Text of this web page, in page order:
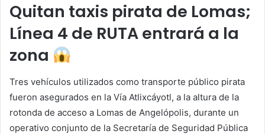
Quitan taxis pirata de Lomas;
Línea 4 de RUTA entrará a la
zona
Tres vehículos utilizados como transporte público pirata
fueron asegurados en la Vía Atlixcáyotl, a la altura de la
rotonda de acceso a Lomas de Angelópolis, durante un
operativo conjunto de la Secretaría de Seguridad Pública